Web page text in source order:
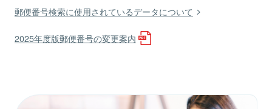
郵便番号検索に使用されているデータについて
2025年度版郵便番号の変更案内